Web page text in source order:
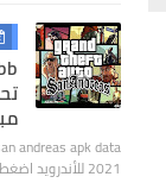
2021 للأندرويد اضغط هنا لتحميل لعبة جاتا فايس سيتي …